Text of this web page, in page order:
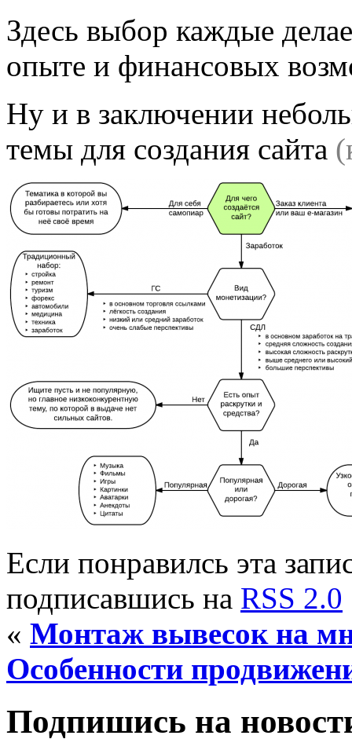
Здесь выбор каждые
опыте и финансовых
Ну и в заключении
темы для создания сайта
Если понравилсь эта
подписавшись на RSS 2.0
« Монтаж вывесок на
Особенности
Подпишись на